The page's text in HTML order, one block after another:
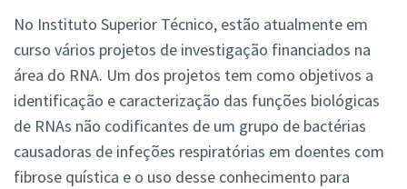
No Instituto Superior Técnico, estão atualmente em
curso vários projetos de investigação financiados na
área do RNA. Um dos projetos tem como objetivos a
identificação e caracterização das funções biológicas
de RNAs não codificantes de um grupo de bactérias
causadoras de infeções respiratórias em doentes com
fibrose quística e o uso desse conhecimento para